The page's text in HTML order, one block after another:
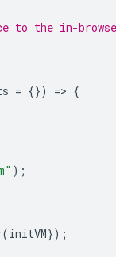
to the in-
= {}) => {
);
(initVM});